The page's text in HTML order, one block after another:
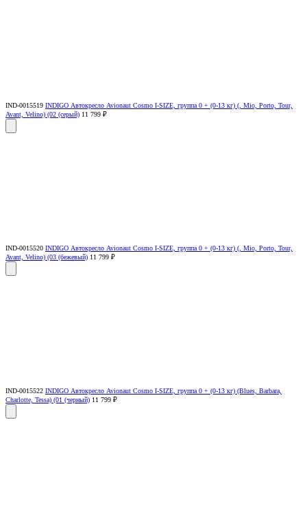
IND-0015519 INDIGO Автокресло Avionaut Cosmo I-SIZE, группа 0 + (0-13 кг) (, Mio, Porto, Tour,
Avant, Velino) (02 (серый) 11 799 ₽
IND-0015520 INDIGO Автокресло Avionaut Cosmo I-SIZE, группа 0 + (0-13 кг) (, Mio, Porto, Tour,
Avant, Velino) (03 (бежевый) 11 799 ₽
IND-0015522 INDIGO Автокресло Avionaut Cosmo I-SIZE, группа 0 + (0-13 кг) (Blues, Barbara,
Charlotte, Tessa) (01 (черный) 11 799 ₽